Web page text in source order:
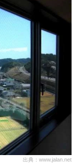
出典：www.jalan.net